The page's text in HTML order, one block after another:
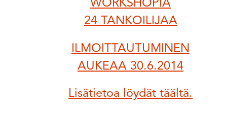
WORKSHOPIA
24 TANKOILIJAA
ILMOITTAUTUMINEN
AUKEAA 30.6.2014
Lisätietoa löydät täältä.